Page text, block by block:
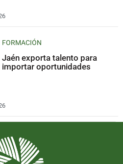
FORMACIÓN
Jaén exporta talento para
importar oportunidades